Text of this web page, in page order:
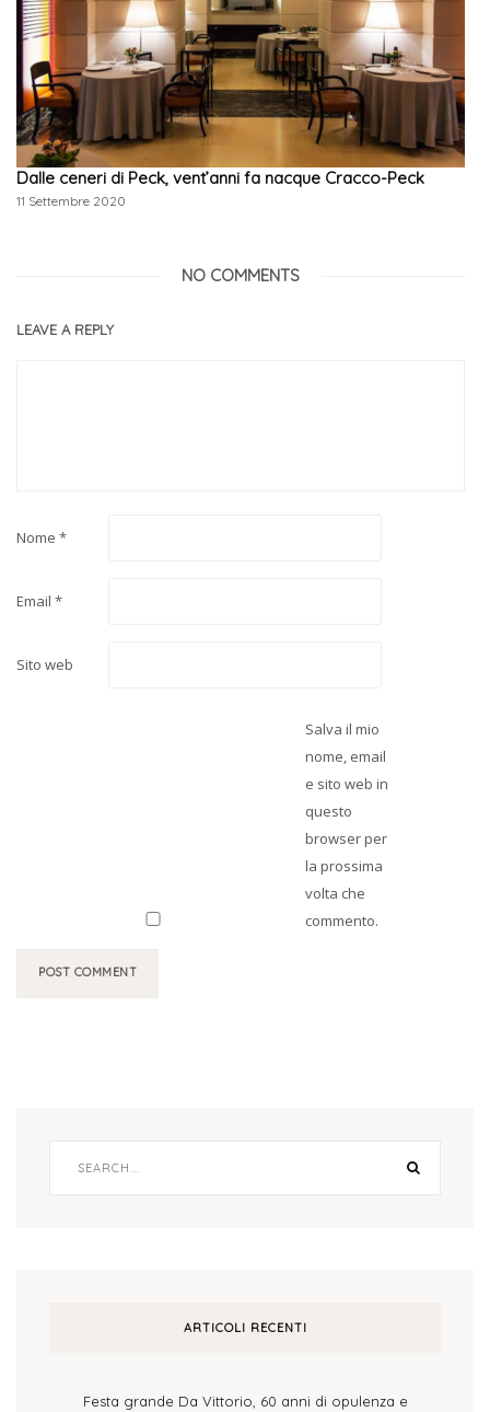
Dalle ceneri di Peck, vent’anni fa nacque Cracco-Peck
11 Settembre 2020
NO COMMENTS
LEAVE A REPLY
Nome *
Email *
Sito web
Salva il mio
nome, email
e sito web in
questo
browser per
la prossima
volta che
commento.
ARTICOLI RECENTI
Festa grande Da Vittorio, 60 anni di opulenza e